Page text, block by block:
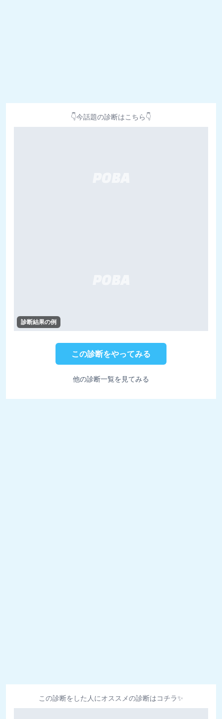
👇今話題の診断はこちら👇
診断結果の例
この診断をやってみる
他の診断一覧を見てみる
この診断をした人にオススメの診断はコチラ✨